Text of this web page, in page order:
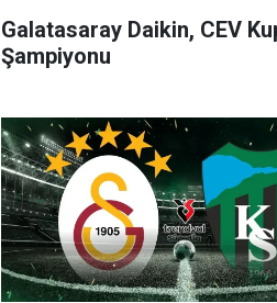
Galatasaray Daikin, CEV
Şampiyonu